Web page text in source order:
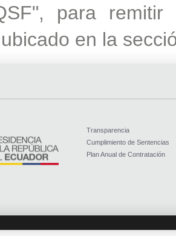
para
en la
Transparencia
Cumplimiento de Sentencias
Plan Anual de Contratación